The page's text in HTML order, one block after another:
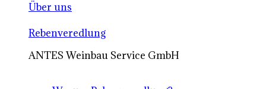
Über uns
Rebenveredlung
ANTES Weinbau Service GmbH